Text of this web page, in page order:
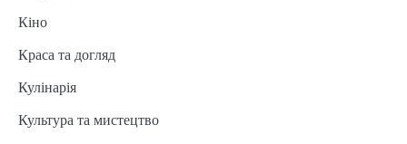
Кіно
Краса та догляд
Кулінарія
Культура та мистецтво